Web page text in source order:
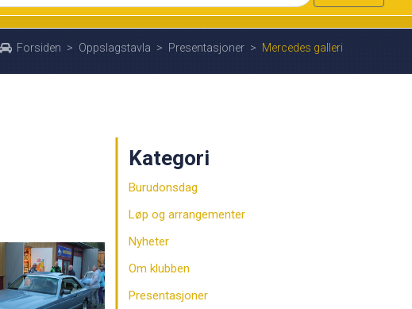
Forsiden > Oppslagstavla > Presentasjoner > Mercedes galleri
Kategori
Burudonsdag
Løp og arrangementer
Nyheter
Om klubben
Presentasjoner